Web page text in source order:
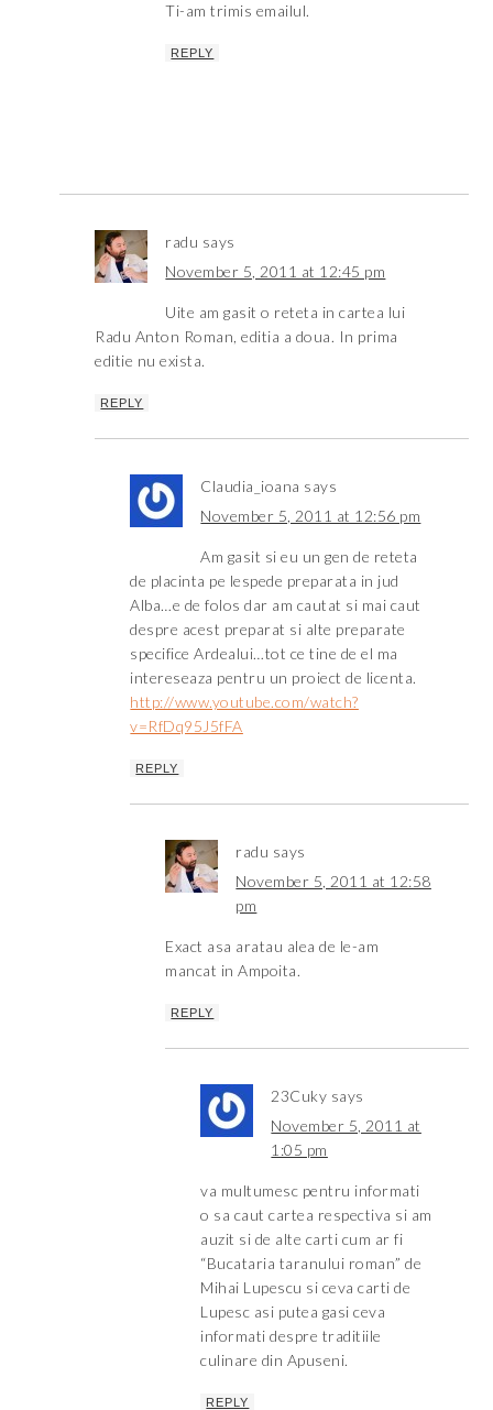
Ti-am trimis emailul.
REPLY
radu says
November 5, 2011 at 12:45 pm
Uite am gasit o reteta in cartea lui
Radu Anton Roman, editia a doua. In prima
editie nu exista.
REPLY
Claudia_ioana says
November 5, 2011 at 12:56 pm
Am gasit si eu un gen de reteta
de placinta pe lespede preparata in jud
Alba…e de folos dar am cautat si mai caut
despre acest preparat si alte preparate
specifice Ardealui…tot ce tine de el ma
intereseaza pentru un proiect de licenta.
http://www.youtube.com/watch?
v=RfDq95J5fFA
REPLY
radu says
November 5, 2011 at 12:58
pm
Exact asa aratau alea de le-am
mancat in Ampoita.
REPLY
23Cuky says
November 5, 2011 at
1:05 pm
va multumesc pentru informati
o sa caut cartea respectiva si am
auzit si de alte carti cum ar fi
“Bucataria taranului roman” de
Mihai Lupescu si ceva carti de
Lupesc asi putea gasi ceva
informati despre traditiile
culinare din Apuseni.
REPLY